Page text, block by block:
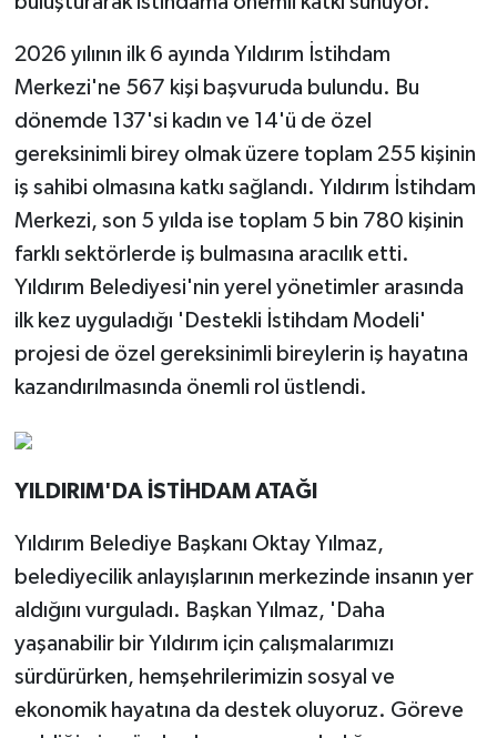
2026 yılının ilk 6 ayında Yıldırım İstihdam
Merkezi'ne 567 kişi başvuruda bulundu. Bu
dönemde 137'si kadın ve 14'ü de özel
gereksinimli birey olmak üzere toplam 255 kişinin
iş sahibi olmasına katkı sağlandı. Yıldırım İstihdam
Merkezi, son 5 yılda ise toplam 5 bin 780 kişinin
farklı sektörlerde iş bulmasına aracılık etti.
Yıldırım Belediyesi'nin yerel yönetimler arasında
ilk kez uyguladığı 'Destekli İstihdam Modeli'
projesi de özel gereksinimli bireylerin iş hayatına
kazandırılmasında önemli rol üstlendi.
YILDIRIM'DA İSTİHDAM ATAĞI
Yıldırım Belediye Başkanı Oktay Yılmaz,
belediyecilik anlayışlarının merkezinde insanın yer
aldığını vurguladı. Başkan Yılmaz, 'Daha
yaşanabilir bir Yıldırım için çalışmalarımızı
sürdürürken, hemşehrilerimizin sosyal ve
ekonomik hayatına da destek oluyoruz. Göreve